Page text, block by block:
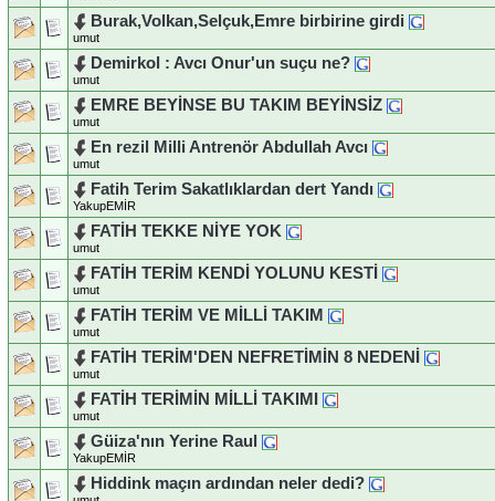
Burak,Volkan,Selçuk,Emre birbirine girdi
umut
Demirkol : Avcı Onur'un suçu ne?
umut
EMRE BEYİNSE BU TAKIM BEYİNSİZ
umut
En rezil Milli Antrenör Abdullah Avcı
umut
Fatih Terim Sakatlıklardan dert Yandı
YakupEMİR
FATİH TEKKE NİYE YOK
umut
FATİH TERİM KENDİ YOLUNU KESTİ
umut
FATİH TERİM VE MİLLİ TAKIM
umut
FATİH TERİM'DEN NEFRETİMİN 8 NEDENİ
umut
FATİH TERİMİN MİLLİ TAKIMI
umut
Güiza'nın Yerine Raul
YakupEMİR
Hiddink maçın ardından neler dedi?